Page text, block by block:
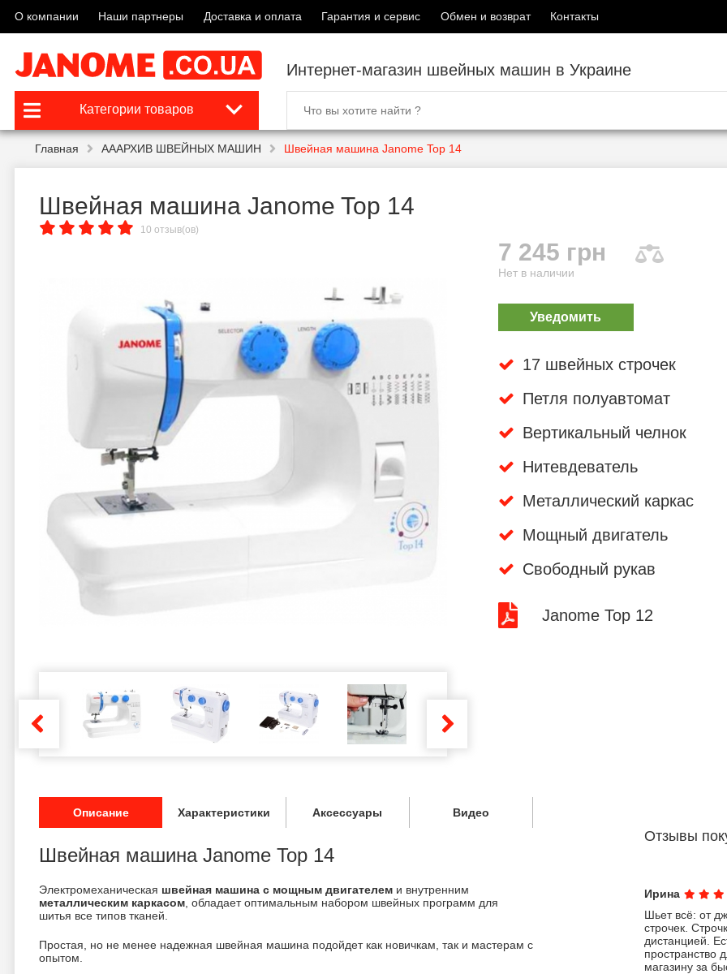
О компании Наши партнеры Доставка и оплата Гарантия и сервис Обмен и возврат Контакты
Интернет-магазин швейных машин в Украине
Категории товаров
Главная АААРХИВ ШВЕЙНЫХ МАШИН Швейная машина Janome Top 14
Швейная машина Janome Top 14
10 отзыв(ов)
7 245 грн
Нет в наличии
Уведомить
17 швейных строчек
Петля полуавтомат
Вертикальный челнок
Нитевдеватель
Металлический каркас
Мощный двигатель
Свободный рукав
Janome Top 12
Описание Характеристики Аксессуары Видео
Швейная машина Janome Top 14
Электромеханическая швейная машина с мощным двигателем и внутренним
металлическим каркасом , обладает оптимальным набором швейных программ для
шитья все типов тканей.
Простая, но не менее надежная швейная машина подойдет как новичкам, так и мастерам с
опытом.
Отзывы
Ирина
Шьет всё: от
строчек.
дистанцией.
пространство
магазину за